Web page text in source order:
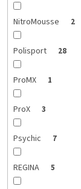
NitroMousse 2
Polisport 28
ProMX 1
ProX 3
Psychic 7
REGINA 5